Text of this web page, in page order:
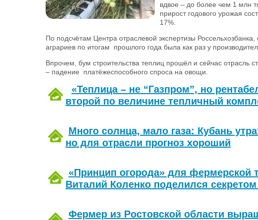
вдвое – до более чем 1 млн
прирост годового урожая
17%.
По подсчётам Центра отраслевой экспертизы
аграриев по итогам прошлого года была как раз у
Впрочем, бум строительства теплиц прошёл и сейчас отрасль
– падение платёжеспособного спроса на овощи.
«Теплица – не “Газпром”, но
второй по величине тепличный
Много солнца, мало газа: Кубань
но для отрасли прогноз хороший
«Принцип огорода» для фермерской
Виталий Коленко поделился
Фермер из Ростовской области